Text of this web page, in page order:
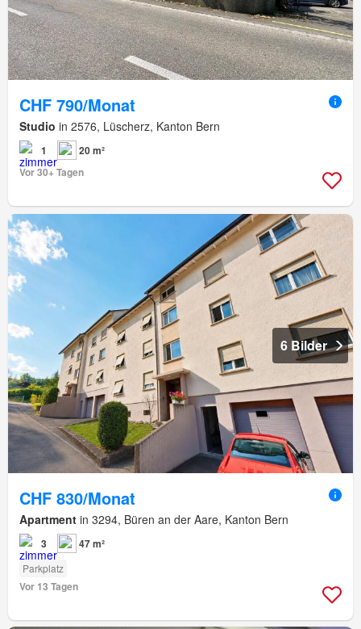
CHF 790/Monat
Studio in 2576, Lüscherz, Kanton Bern
1
20 m²
Vor 30+ Tagen
6 Bilder
CHF 830/Monat
Apartment in 3294, Büren an der Aare, Kanton Bern
3 47 m²
Parkplatz
Vor 13 Tagen